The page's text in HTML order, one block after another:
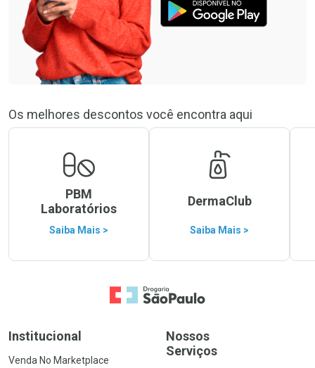
Os melhores descontos você encontra aqui
PBM
Laboratórios
Saiba Mais >
DermaClub
Saiba Mais >
Ir para a Home
Institucional
Venda No Marketplace
Nossos
Serviços